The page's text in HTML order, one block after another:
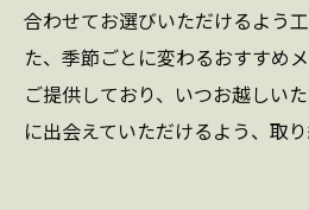
合わせてお選びいただけるよう
た、季節ごとに変わるおすすめ
ご提供しており、いつお越しい
に出会えていただけるよう、取り